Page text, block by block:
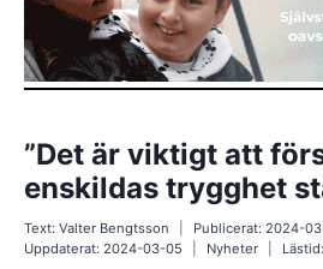
”Det är viktigt att
enskildas trygghet
Text: Valter Bengtsson Publicerat: 2024-
Uppdaterat: 2024-03-05 Nyheter